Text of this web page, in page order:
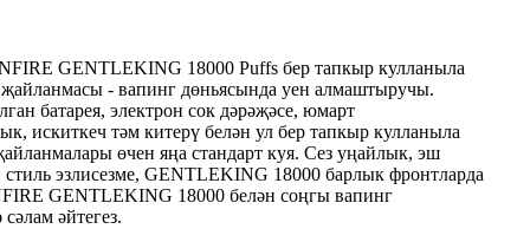
GENTLEKING 18000 Puffs бер тапкыр кулланыла
җайланмасы - вапинг дөньясында уен алмаштыручы.
батарея, электрон сок дәрәҗәсе, юмарт
искиткеч тәм китерү белән ул бер тапкыр кулланыла
өчен яңа стандарт куя. Сез уңайлык, эш
стиль эзлисезме, GENTLEKING 18000 барлык фронтларда
GENTLEKING 18000 белән соңгы вапинг
әйтегез.